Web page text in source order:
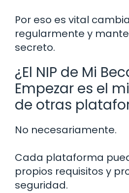
Por eso es vital
regularmente y
secreto.
¿El NIP de Mi
Empezar es el
de otras
No necesariamente.
Cada plataforma
propios requisitos y
seguridad.